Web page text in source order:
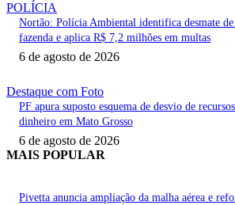
POLÍCIA
Nortão: Polícia Ambiental identifica desmate
fazenda e aplica R$ 7,2 milhões em multas
6 de agosto de 2026
Destaque com Foto
PF apura suposto esquema de desvio de
dinheiro em Mato Grosso
6 de agosto de 2026
MAIS POPULAR
Pivetta anuncia ampliação da malha aérea e